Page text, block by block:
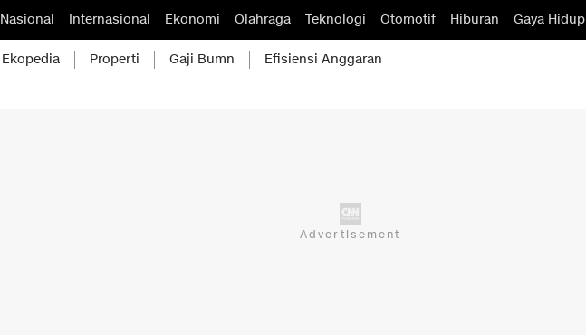
Nasional Internasional Ekonomi Olahraga Teknologi Otomotif Hiburan Gaya Hidup
Ekopedia Properti Gaji Bumn Efisiensi Anggaran